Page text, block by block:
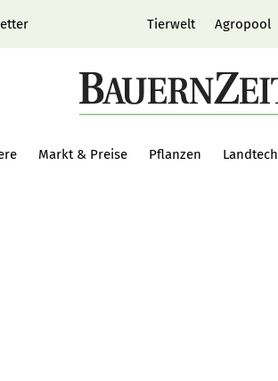
Tierwelt Agropool
Markt & Preise Pflanzen